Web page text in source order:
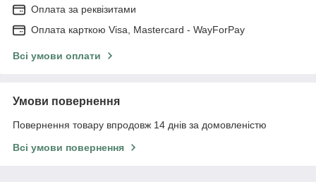
Оплата за реквізитами
Оплата карткою Visa, Mastercard - WayForPay
Всі умови оплати
Умови повернення
Повернення товару впродовж 14 днів за домовленістю
Всі умови повернення